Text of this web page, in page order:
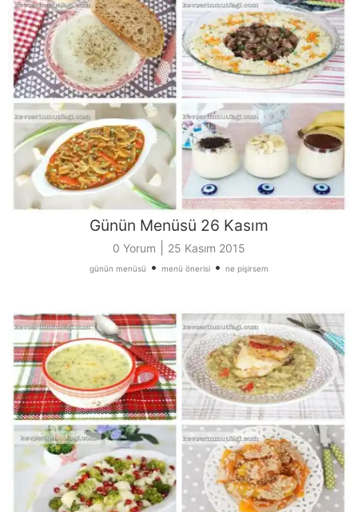
Günün Menüsü 26 Kasım
0 Yorum 25 Kasım 2015
günün menüsü • menü önerisi • ne pişirsem